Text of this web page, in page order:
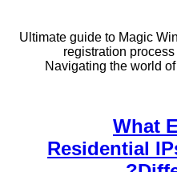
Ultimate guide to Magic
registration
Navigating the world
What
Residential